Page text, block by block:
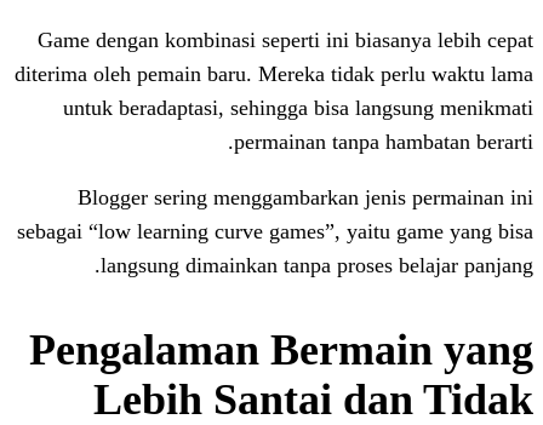
Game dengan kombinasi seperti ini
diterima oleh pemain baru. Mereka tidak
untuk beradaptasi, sehingga bisa
permainan tanpa
Blogger sering menggambarkan
sebagai “low learning curve games”,
langsung dimainkan tanpa
Pengalaman
Lebih Santai